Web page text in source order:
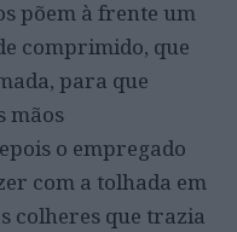
põem à frente um
comprimido, que
para que
mãos
o empregado
com a tolhada em
colheres que trazia